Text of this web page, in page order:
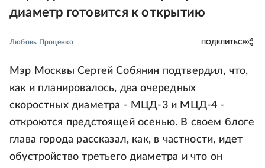
диаметр готовится к открытию
Любовь Проценко ПОДЕЛИТЬСЯ
Мэр Москвы Сергей Собянин подтвердил, что,
как и планировалось, два очередных
скоростных диаметра - МЦД-3 и МЦД-4 -
откроются предстоящей осенью. В своем блоге
глава города рассказал, как, в частности, идет
обустройство третьего диаметра и что он